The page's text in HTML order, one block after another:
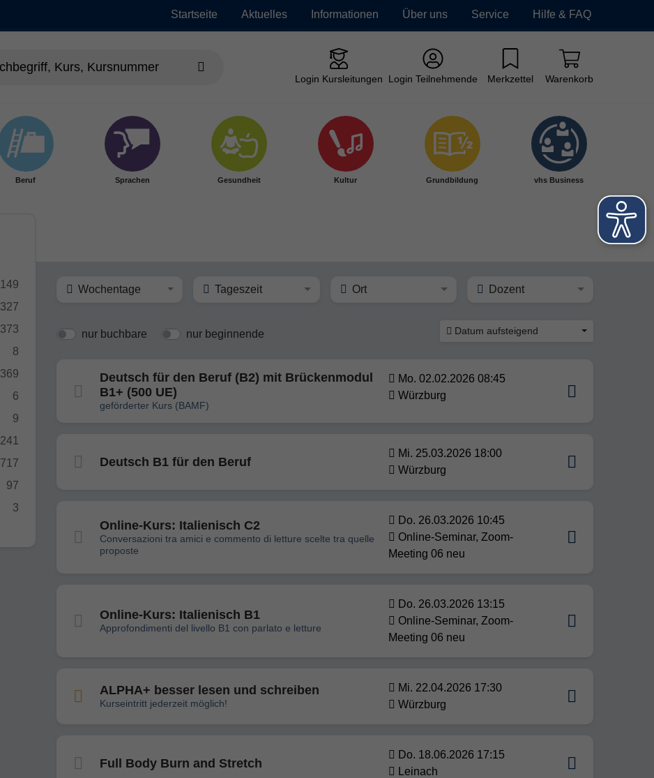
Startseite Aktuelles Informationen Über uns Service Hilfe & FAQ
Login Kursleitungen Login Teilnehmende Merkzettel Warenkorb
Beruf Sprachen Gesundheit Kultur Grundbildung vhs Business
149
327
373
8
369
6
9
241
717
97
3
Wochentage Tageszeit Ort Dozent
nur buchbare nur beginnende Datum aufsteigend
Deutsch für den Beruf (B2) mit Brückenmodul
B1+ (500 UE)
geförderter Kurs (BAMF)
Mo. 02.02.2026 08:45
Würzburg
Deutsch B1 für den Beruf
Mi. 25.03.2026 18:00
Würzburg
Online-Kurs: Italienisch C2
Conversazioni tra amici e commento di letture scelte tra quelle
proposte
Do. 26.03.2026 10:45
Online-Seminar, Zoom-
Meeting 06 neu
Online-Kurs: Italienisch B1
Approfondimenti del livello B1 con parlato e letture
Do. 26.03.2026 13:15
Online-Seminar, Zoom-
Meeting 06 neu
ALPHA+ besser lesen und schreiben
Kurseintritt jederzeit möglich!
Mi. 22.04.2026 17:30
Würzburg
Full Body Burn and Stretch
Do. 18.06.2026 17:15
Leinach